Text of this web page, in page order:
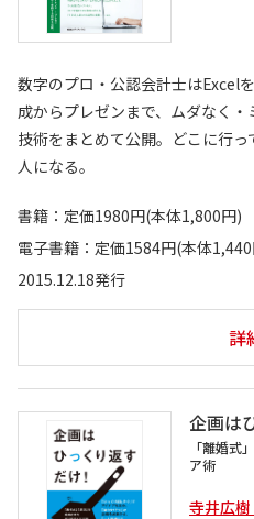
数字のプロ・公認会計士はExcel
成からプレゼンまで、ムダなく
技術をまとめて公開。どこに行っ
人になる。
書籍：定価1980円(本体1,800円)
電子書籍：定価1584円(本体
2015.12.18発行
詳
企画は
「離婚式
ア術
寺井広樹